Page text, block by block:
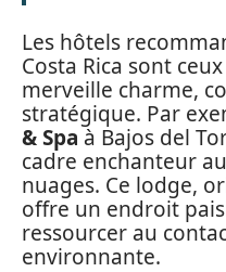
Les hôtels
Costa Rica sont
merveille charme,
stratégique. Par
& Spa à Bajos del
cadre enchanteur
nuages. Ce lodge,
offre un endroit
ressourcer au
environnante.